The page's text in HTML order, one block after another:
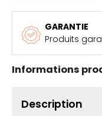
GARANTIE
Produits
Informations
Description